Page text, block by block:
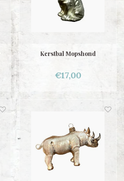
Kerstbal Mopshond
€17,00